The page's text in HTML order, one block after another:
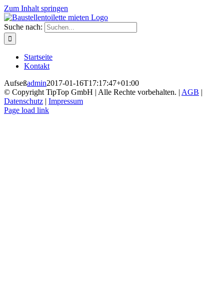
Zum Inhalt springen
Suche nach:
Startseite
Kontakt
Aufseßadmin2017-01-16T17:17:47+01:00
© Copyright TipTop GmbH | Alle Rechte vorbehalten. | AGB |
Datenschutz | Impressum
Page load link